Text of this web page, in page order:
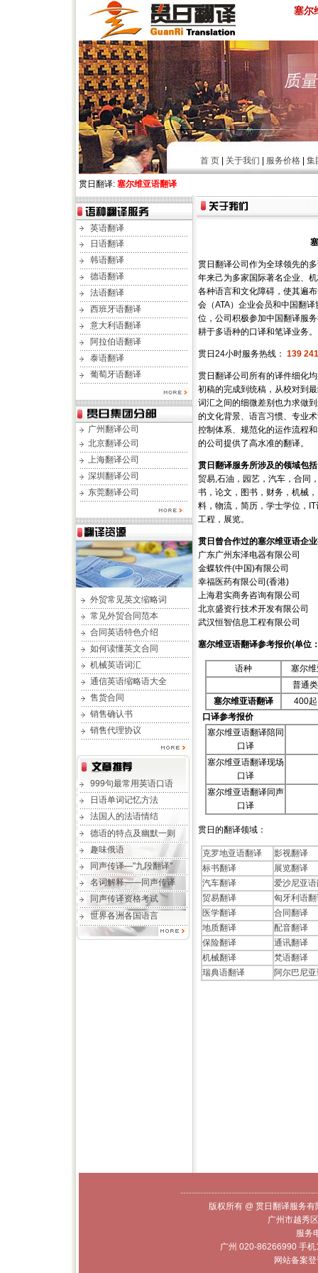
塞尔
首 页| 关于我们 服务价格| 集
贯日翻译: 塞尔维亚语翻译
英语翻译
日语翻译
韩语翻译
德语翻译
法语翻译
西班牙语翻译
意大利语翻译
阿拉伯语翻译
泰语翻译
葡萄牙语翻译
广州翻译公司
北京翻译公司
上海翻译公司
深圳翻译公司
东莞翻译公司
外贸常见英文缩略词
常见外贸合同范本
合同英语特色介绍
如何读懂英文合同
机械英语词汇
通信英语缩略语大全
售货合同
销售确认书
销售代理协议
999句最常用英语口语
日语单词记忆方法
法国人的法语情结
德语的特点及幽默一则
趣味俄语
同声传译—"九段翻译"
名词解释——同声传译
同声传译资格考试
世界各洲各国语言
贯日翻译公司作为全球领先的
年来己为多家国际著名企业、
各种语言和文化障碍，使其遍
会（ATA）企业会员和中国翻
位，公司积极参加中国翻译服
耕于多语种的口译和笔译业务。
贯日24小时服务热线： 139
贯日翻译公司所有的译件细化
初稿的完成到统稿，从校对到
词汇之间的细微差别也力求做
的文化背景、语言习惯、专业
控制体系、规范化的运作流程
的公司提供了高水准的翻译。
贯日翻译服务所涉及的领域包
贸易,石油，园艺，汽车，合同
书，论文，图书，财务，机械
料，物流，简历，学士学位，
工程，展览。
贯日曾合作过的塞尔维亚语企
广东广州东泽电器有限公司
金蝶软件(中国)有限公司
幸福医药有限公司(香港)
上海君实商务咨询有限公司
北京盛资行技术开发有限公司
武汉恒智信息工程有限公司
塞尔维亚语翻译参考报价(单位
语种
塞尔
普通类
塞尔维亚语翻译
400起
口译参考报价
塞尔维亚语翻译陪同
口译
塞尔维亚语翻译现场
口译
塞尔维亚语翻译同声
口译
贯日的翻译领域：
克罗地亚语翻译
影视翻译
标书翻译
展览翻译
汽车翻译
爱沙尼亚
贸易翻译
匈牙利语
医学翻译
合同翻译
地质翻译
配音翻译
保险翻译
通讯翻译
机械翻译
梵语翻译
瑞典语翻译
阿尔巴尼
版权所有 @ 贯日翻译服务
广州市越秀
服务
广州 020-86266990 手
网站备案